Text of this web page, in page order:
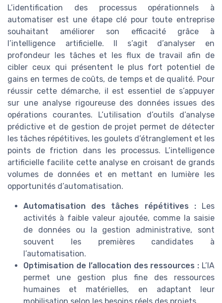
L’identification des processus opérationnels à
automatiser est une étape clé pour toute entreprise
souhaitant améliorer son efficacité grâce à
l’intelligence artificielle. Il s’agit d’analyser en
profondeur les tâches et les flux de travail afin de
cibler ceux qui présentent le plus fort potentiel de
gains en termes de coûts, de temps et de qualité. Pour
réussir cette démarche, il est essentiel de s’appuyer
sur une analyse rigoureuse des données issues des
opérations courantes. L’utilisation d’outils d’analyse
prédictive et de gestion de projet permet de détecter
les tâches répétitives, les goulets d’étranglement et les
points de friction dans les processus. L’intelligence
artificielle facilite cette analyse en croisant de grands
volumes de données et en mettant en lumière les
opportunités d’automatisation.
Automatisation des tâches répétitives :Les
activités à faible valeur ajoutée, comme la saisie
de données ou la gestion administrative, sont
souvent les premières candidates à
l’automatisation.
Optimisation de l’allocation des ressources : L’IA
permet une gestion plus fine des ressources
humaines et matérielles, en adaptant leur